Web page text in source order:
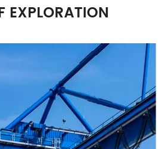
EXPLORATION